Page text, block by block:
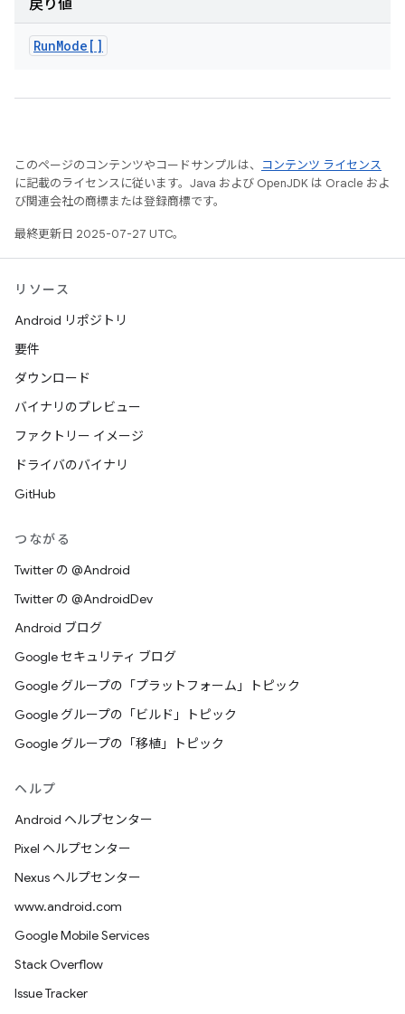
戻り値
RunMode[]
このページのコンテンツやコードサンプルは、
コンテンツ ライセンス
に記載のライセンスに従います。Java および OpenJDK は Oracle およ
び関連会社の商標または登録商標です。
最終更新日 2025-07-27 UTC。
リソース
Android リポジトリ
要件
ダウンロード
バイナリのプレビュー
ファクトリー イメージ
ドライバのバイナリ
GitHub
つながる
Twitter の @Android
Twitter の @AndroidDev
Android ブログ
Google セキュリティ ブログ
Google グループの「プラットフォーム」トピック
Google グループの「ビルド」トピック
Google グループの「移植」トピック
ヘルプ
Android ヘルプセンター
Pixel ヘルプセンター
Nexus ヘルプセンター
www.android.com
Google Mobile Services
Stack Overflow
Issue Tracker